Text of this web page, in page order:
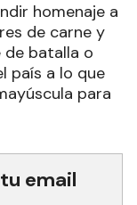
homenaje a
de carne y
de batalla o
país a lo que
para
email